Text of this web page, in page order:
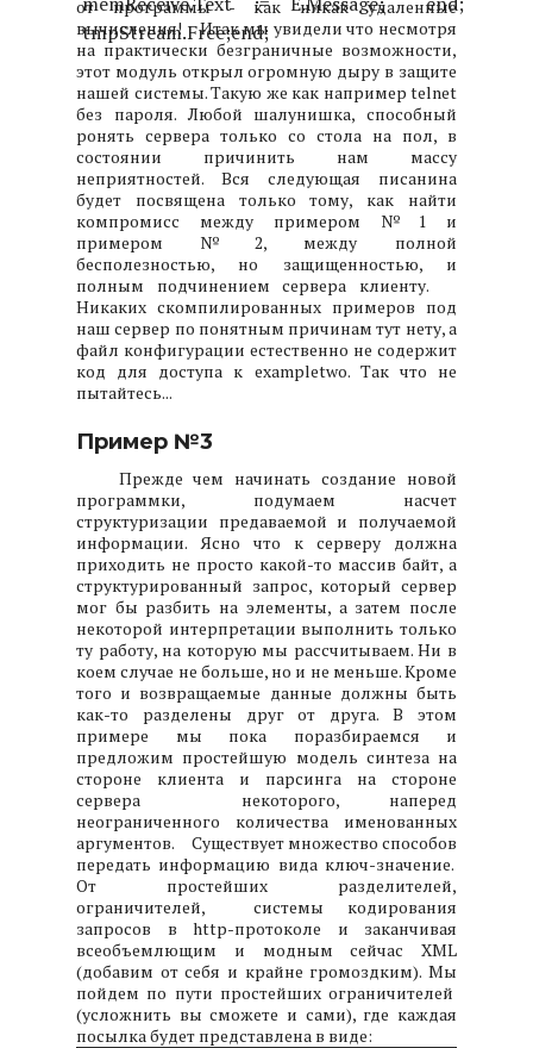
tmpStream.Free;end;
от программы - как никак удаленные
вычисления! Итак мы увидели что несмотря
на практически безграничные возможности,
этот модуль открыл огромную дыру в защите
нашей системы. Такую же как например telnet
без пароля. Любой шалунишка, способный
ронять сервера только со стола на пол, в
состоянии причинить нам массу
неприятностей. Вся следующая писанина
будет посвящена только тому, как найти
компромисс между примером №1 и
примером №2, между полной
бесполезностью, но защищенностью, и
полным подчинением сервера клиенту.
Никаких скомпилированных примеров под
наш сервер по понятным причинам тут нету, а
файл конфигурации естественно не содержит
код для доступа к exampletwo. Так что не
пытайтесь...
Пример №3
Прежде чем начинать создание новой
программки, подумаем насчет
структуризации предаваемой и получаемой
информации. Ясно что к серверу должна
приходить не просто какой-то массив байт, а
структурированный запрос, который сервер
мог бы разбить на элементы, а затем после
некоторой интерпретации выполнить только
ту работу, на которую мы рассчитываем. Ни в
коем случае не больше, но и не меньше. Кроме
того и возвращаемые данные должны быть
как-то разделены друг от друга. В этом
примере мы пока поразбираемся и
предложим простейшую модель синтеза на
стороне клиента и парсинга на стороне
сервера некоторого, наперед
неограниченного количества именованных
аргументов. Существует множество способов
передать информацию вида ключ-значение.
От простейших разделителей,
ограничителей, системы кодирования
запросов в http-протоколе и заканчивая
всеобъемлющим и модным сейчас XML
(добавим от себя и крайне громоздким). Мы
пойдем по пути простейших ограничителей
(усложнить вы сможете и сами), где каждая
посылка будет представлена в виде: